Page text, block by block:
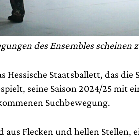
des Ensembles scheinen
Hessische Staatsballett, das
seine Saison 2024/25 mit
Suchbewegung.
aus Flecken und hellen Stellen,